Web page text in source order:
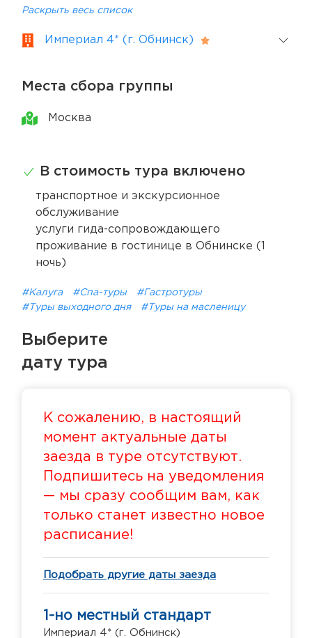
Раскрыть весь список
Империал 4* (г. Обнинск)
Места сбора группы
Москва
В стоимость тура включено
транспортное и экскурсионное
обслуживание
услуги гида-сопровождающего
проживание в гостинице в Обнинске (1
ночь)
#Калуга #Спа-туры
#Гастротуры
#Туры выходного дня
#Туры на масленицу
Выберите
дату тура
К сожалению, в настоящий
момент актуальные даты
заезда в туре отсутствуют.
Подпишитесь на уведомления
— мы сразу сообщим вам, как
только станет известно новое
расписание!
Подобрать другие даты заезда
1-но местный стандарт
Империал 4* (г. Обнинск)